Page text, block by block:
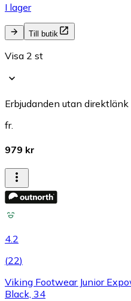
I lager
Till butik
Visa 2 st
Erbjudanden utan direktlänk
fr.
979 kr
4.2
(22)
Viking Footwear Junior
Black, 34